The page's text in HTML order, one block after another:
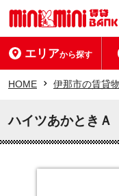
エリアから探す
HOME 伊那市の賃貸
ハイツあかときＡ